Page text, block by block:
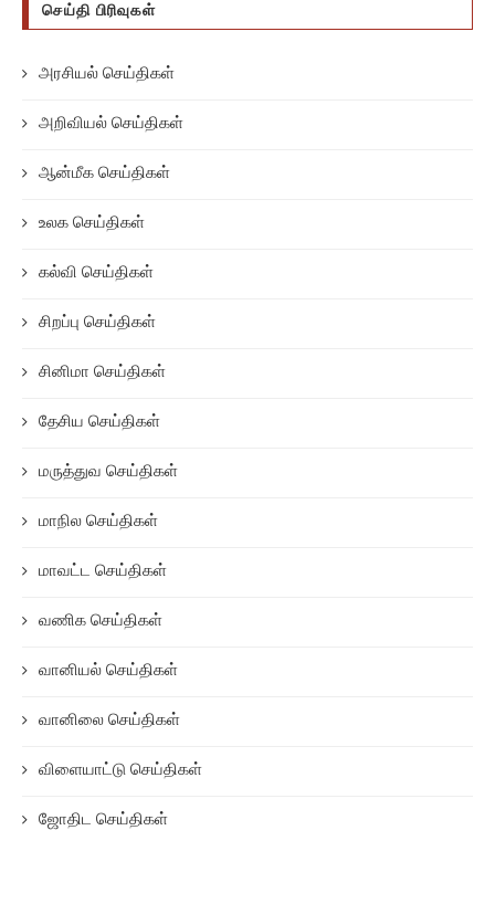
செய்தி பிரிவுகள்
அரசியல் செய்திகள்
அறிவியல் செய்திகள்
ஆன்மீக செய்திகள்
உலக செய்திகள்
கல்வி செய்திகள்
சிறப்பு செய்திகள்
சினிமா செய்திகள்
தேசிய செய்திகள்
மருத்துவ செய்திகள்
மாநில செய்திகள்
மாவட்ட செய்திகள்
வணிக செய்திகள்
வானியல் செய்திகள்
வானிலை செய்திகள்
விளையாட்டு செய்திகள்
ஜோதிட செய்திகள்